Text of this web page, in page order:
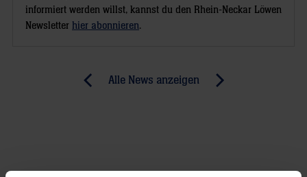
informiert werden willst, kannst du den Rhein-Neckar Löwen
Newsletter hier abonnieren.
–
Alle News anzeigen
Talentsuche?